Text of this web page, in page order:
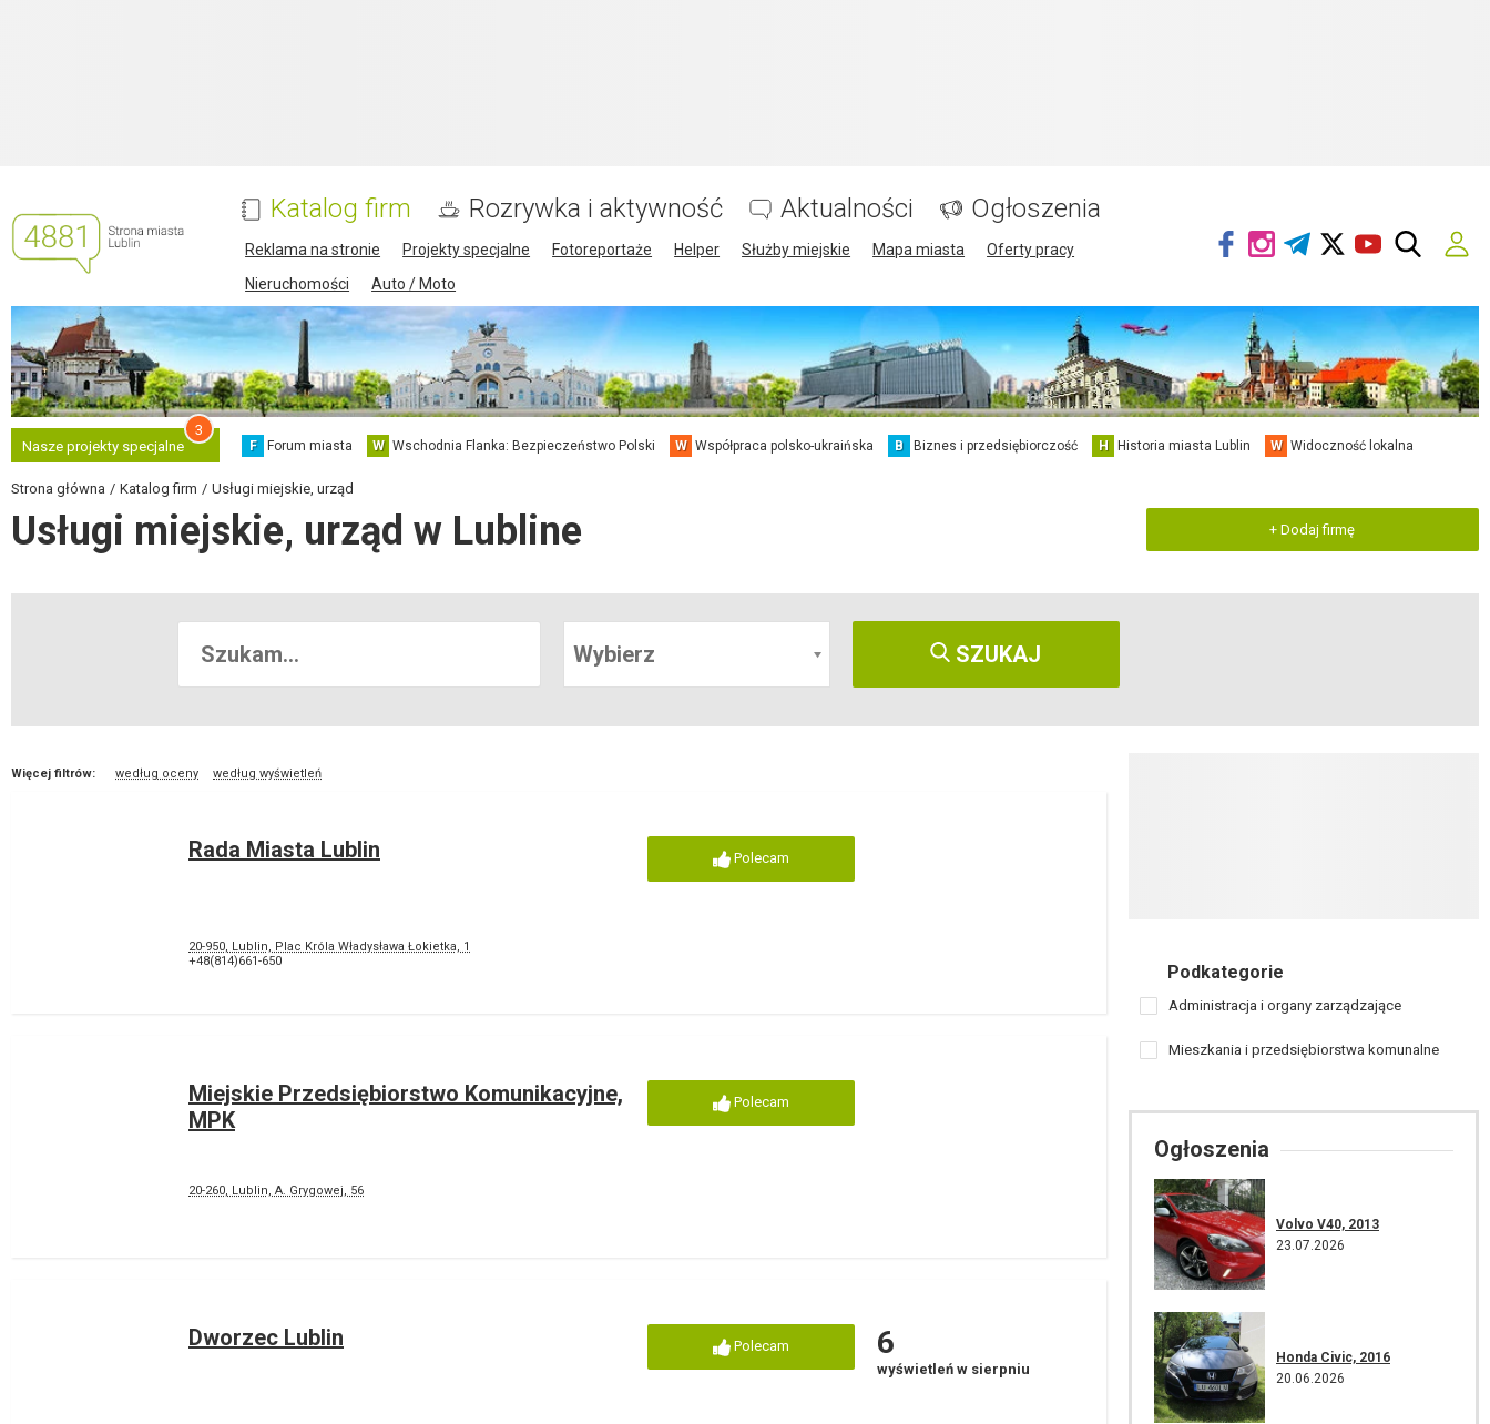
Katalog firm Rozrywka i aktywność Aktualności Ogłoszenia
Reklama na stronie Projekty specjalne Fotoreportaże Helper Służby miejskie Mapa miasta
Oferty pracy
Nieruchomości
Auto / Moto
Nasze projekty specjalne
3
F Forum miasta W Wschodnia Flanka: Bezpieczeństwo Polski W Współpraca polsko-ukraińska B Biznes i przedsiębiorczość H Historia miasta Lublin W Widoczność lokalna
Strona główna Katalog firm Usługi miejskie, urząd
Usługi miejskie, urząd w Lubline + Dodaj firmę
Wybierz SZUKAJ
Więcej filtrów: według oceny według wyświetleń
Rada Miasta Lublin
20-950, Lublin, Plac Króla Władysława Łokietka, 1
+48(814)661-650
Polecam
Miejskie Przedsiębiorstwo Komunikacyjne,
MPK
20-260, Lublin, A. Grygowej, 56
Polecam
Dworzec Lublin Polecam 6
wyświetleń w sierpniu
Podkategorie
Administracja i organy zarządzające
Mieszkania i przedsiębiorstwa komunalne
Ogłoszenia
Volvo V40, 2013
23.07.2026
Honda Civic, 2016
20.06.2026